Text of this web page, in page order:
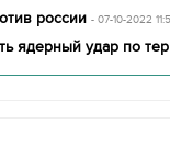
россии - 07-10-2022
ядерный удар по